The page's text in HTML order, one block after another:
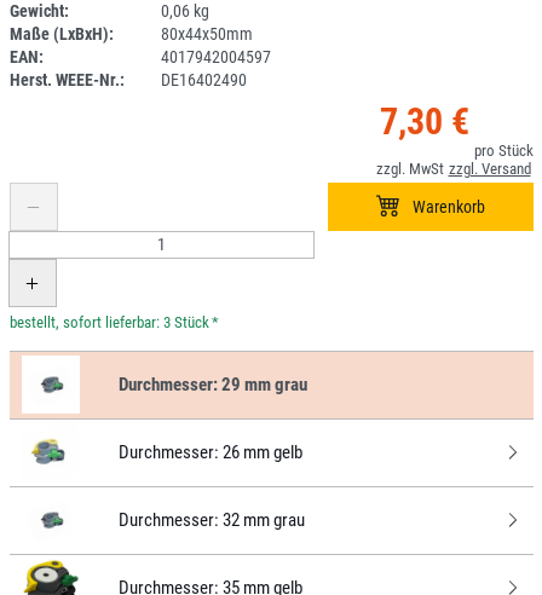
Gewicht:
0,06 kg
Maße (LxBxH):
80x44x50mm
EAN:
4017942004597
Herst. WEEE-Nr.:
DE16402490
7,30 €
*
Durchmesser:29 mm grau
Durchmesser: 26 mm gelb
Durchmesser: 32 mm grau
Durchmesser: 35 mm gelb